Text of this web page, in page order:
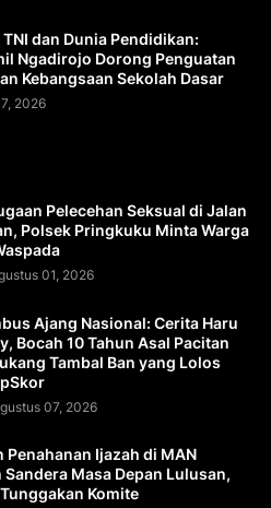
dan Dunia Pendidikan:
Ngadirojo Dorong Penguatan
Kebangsaan Sekolah Dasar
2026
Pelecehan Seksual di Jalan
Polsek Pringkuku Minta Warga
01, 2026
Ajang Nasional: Cerita Haru
Bocah 10 Tahun Asal Pacitan
Tambal Ban yang Lolos
07, 2026
Penahanan Ijazah di MAN
Sandera Masa Depan Lulusan,
Komite